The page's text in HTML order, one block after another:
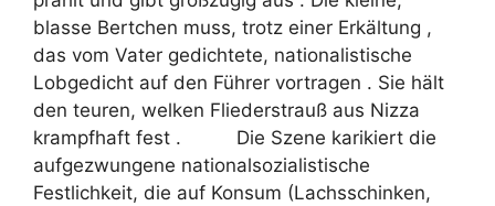
blasse Bertchen muss, trotz einer Erkältung ,
das vom Vater gedichtete, nationalistische
Lobgedicht auf den Führer vortragen . Sie hält
den teuren, welken Fliederstrauß aus Nizza
krampfhaft fest . Die Szene karikiert die
aufgezwungene nationalsozialistische
Festlichkeit, die auf Konsum (Lachsschinken,